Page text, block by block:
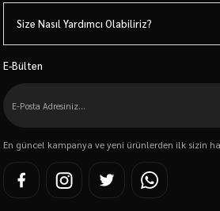
Size Nasıl Yardımcı Olabiliriz?
E-Bülten
En güncel kampanya ve yeni ürünlerden ilk sizin